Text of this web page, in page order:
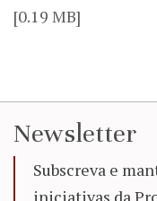
[0.19 MB]
Newsletter
Subscreva e
iniciativas da